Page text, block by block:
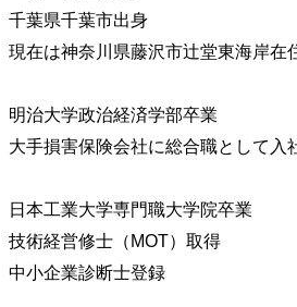
千葉県千葉市出身
現在は神奈川県藤沢市辻堂東海岸在
明治大学政治経済学部卒業
大手損害保険会社に総合職として入
日本工業大学専門職大学院卒業
技術経営修士（MOT）取得
中小企業診断士登録